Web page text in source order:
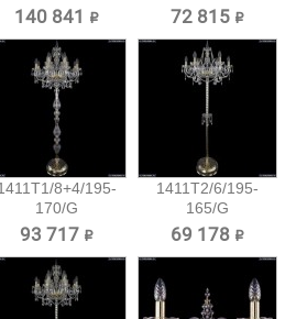
Хрустальный...
140 841 ₽
Хрустальный
72 815 ₽
8+4/195-
170/G
Хрустальный...
93 717 ₽
1411T2/6/195-
165/G
Хрустальный
69 178 ₽